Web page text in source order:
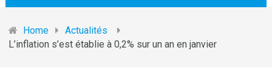
Home
Actualités
L’inflation s’est établie à 0,2% sur un an en janvier